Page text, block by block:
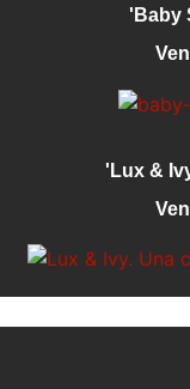
'Baby
'Lux &